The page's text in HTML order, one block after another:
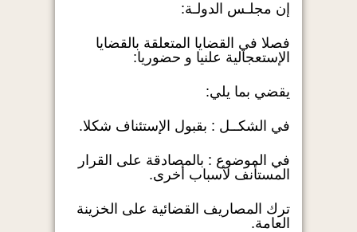
إن مجلـس الدولـة:
فصلا في القضايا المتعلقة بالقضايا
الإستعجالية علنيا و حضوريا:
يقضي بما يلي:
في الشكــل : بقبول الإستئناف شكلا.
في الموضوع : بالمصادقة على القرار
المستأنف لأسباب أخرى.
ترك المصاريف القضائية على الخزينة
العامة.